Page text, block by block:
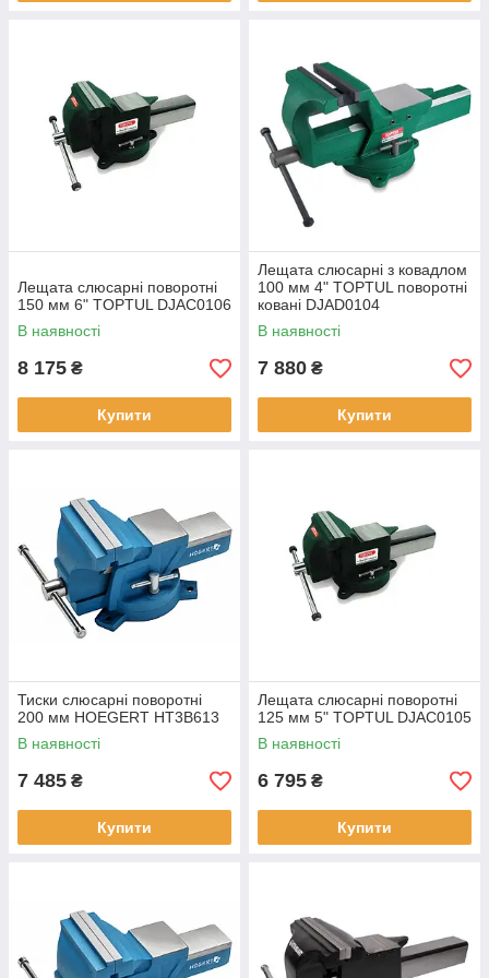
Лещата слюсарні поворотні
150 мм 6" TOPTUL DJAC0106
В наявності
8 175 ₴
Купити
Лещата слюсарні з ковадлом
100 мм 4" TOPTUL поворотні
ковані DJAD0104
В наявності
7 880 ₴
Купити
Тиски слюсарні поворотні
200 мм HOEGERT HT3B613
В наявності
7 485 ₴
Купити
Лещата слюсарні поворотні
125 мм 5" TOPTUL DJAC0105
В наявності
6 795 ₴
Купити